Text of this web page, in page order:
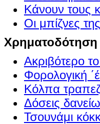
Κάνουν τους
Οι μπίζνες
Χρηματοδότηση
Ακριβότερο
Φορολογική
Κόλπα
Δόσεις
Τσουνάμι